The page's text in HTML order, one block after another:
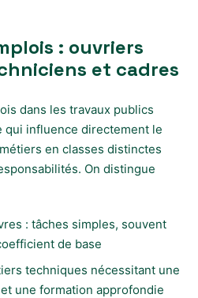
: ouvriers
et cadres
dans les travaux publics
qui influence directement le
en classes distinctes
On distingue
: tâches simples, souvent
de base
techniques nécessitant une
une formation approfondie